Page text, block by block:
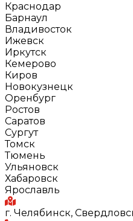
Краснодар
Барнаул
Владивосток
Ижевск
Иркутск
Кемерово
Киров
Новокузнецк
Оренбург
Ростов
Саратов
Сургут
Томск
Тюмень
Ульяновск
Хабаровск
Ярославль
г. Челябинск,